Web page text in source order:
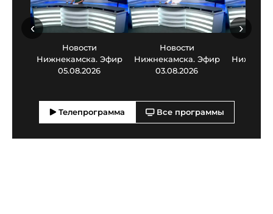
Новости
Нижнекамска. Эфир
05.08.2026
Новости
Нижнекамска. Эфир
03.08.2026
‹ ›
Телепрограмма Все программы